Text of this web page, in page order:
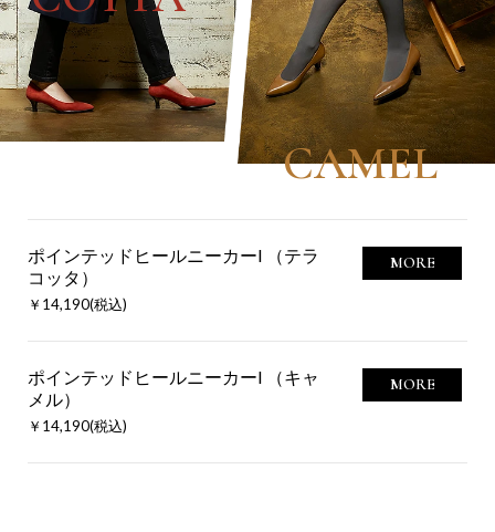
CAMEL
ポインテッドヒールニーカーI （テラ
コッタ）
￥14,190(税込)
MORE
ポインテッドヒールニーカーI （キャ
メル）
￥14,190(税込)
MORE